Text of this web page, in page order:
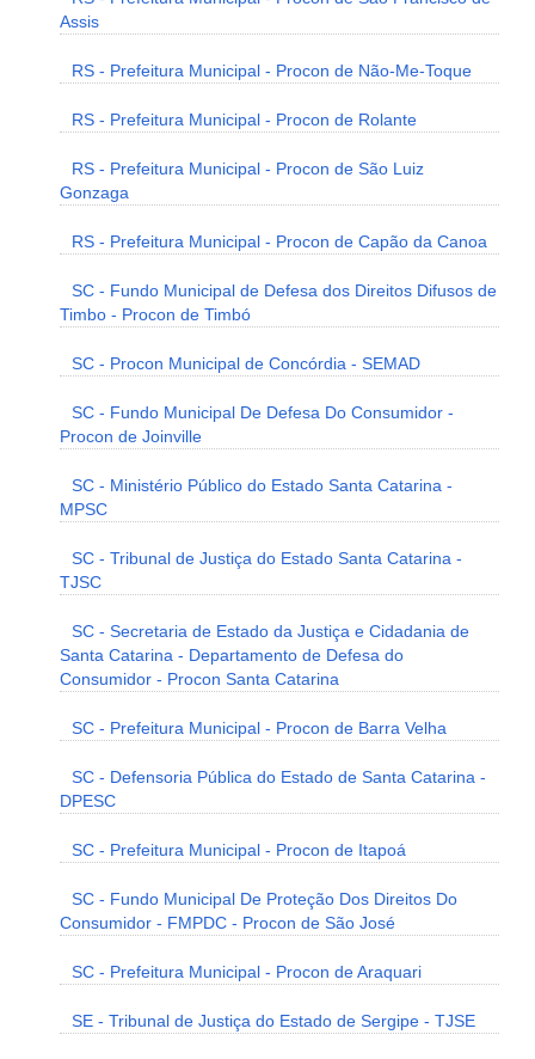
Assis
RS - Prefeitura Municipal - Procon de Não-Me-Toque
RS - Prefeitura Municipal - Procon de Rolante
RS - Prefeitura Municipal - Procon de São Luiz
Gonzaga
RS - Prefeitura Municipal - Procon de Capão da Canoa
SC - Fundo Municipal de Defesa dos Direitos Difusos de
Timbo - Procon de Timbó
SC - Procon Municipal de Concórdia - SEMAD
SC - Fundo Municipal De Defesa Do Consumidor -
Procon de Joinville
SC - Ministério Público do Estado Santa Catarina -
MPSC
SC - Tribunal de Justiça do Estado Santa Catarina -
TJSC
SC - Secretaria de Estado da Justiça e Cidadania de
Santa Catarina - Departamento de Defesa do
Consumidor - Procon Santa Catarina
SC - Prefeitura Municipal - Procon de Barra Velha
SC - Defensoria Pública do Estado de Santa Catarina -
DPESC
SC - Prefeitura Municipal - Procon de Itapoá
SC - Fundo Municipal De Proteção Dos Direitos Do
Consumidor - FMPDC - Procon de São José
SC - Prefeitura Municipal - Procon de Araquari
SE - Tribunal de Justiça do Estado de Sergipe - TJSE